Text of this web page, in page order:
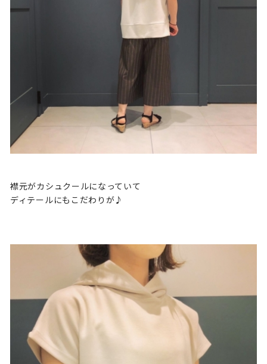
襟元がカシュクールになっていて
ディテールにもこだわりが♪